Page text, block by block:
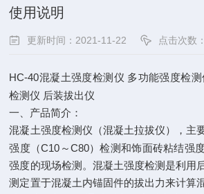
使用说明
更新时间：2021-11-22 点击次数
HC-40混凝土强度检测仪 多功能强度检测
检测仪 后装拔出仪
一、产品简介：
混凝土强度检测仪（混凝土拉拔仪），主
强度（C10 ～C80）检测和饰面砖粘结强
强度的现场检测。混凝土强度检测是利用
测定置于混凝土内锚固件的拔出力来计算